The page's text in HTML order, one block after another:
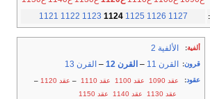
:
1121 1122 1123 1124 1125 1126 1127
ألفية: الألفية 2
قرون: القرن 11 – القرن 12 – القرن 13
عقود: عقد 1090 عقد 1100 عقد 1110 – عقد 1120
–
عقد 1130
عقد 1140 عقد 1150